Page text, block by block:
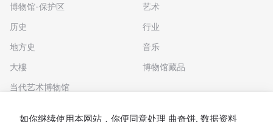
博物馆-保护区
历史
地方史
大樓
当代艺术博物馆
艺术
行业
音乐
博物馆藏品
如你继续使用本网站，你便同意处理 曲奇饼. 数据资料